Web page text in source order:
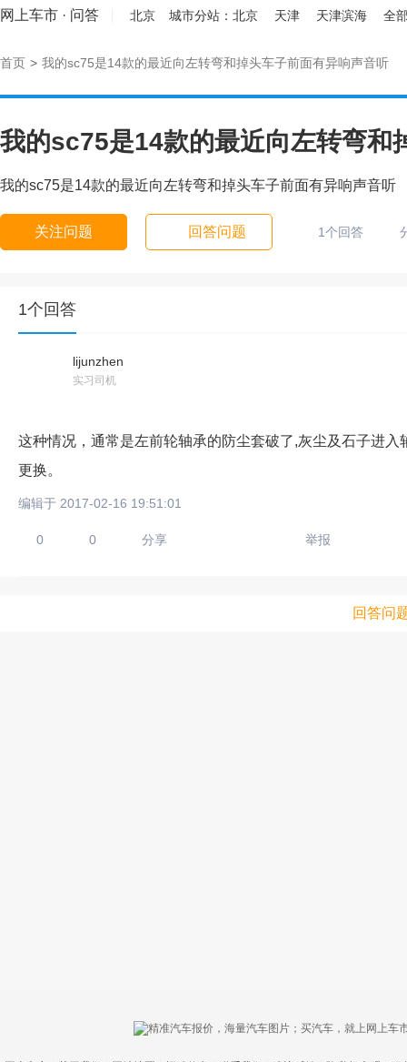
网上车市 · 问答 北京 城市分站： 北京 天津 天津滨海 全
首页 > 我的sc75是14款的最近向左转弯和掉头车子前面有异响声音听
我的sc75是14款的最近向左转弯和
我的sc75是14款的最近向左转弯和掉头车子前面有异响声音听
关注问题 回答问题 1个回答
1个回答
lijunzhen
实习司机
这种情况，通常是左前轮轴承的防尘套破了,灰尘及石子进
更换。
编辑于 2017-02-16 19:51:01
0 0 分享 举报
回答问